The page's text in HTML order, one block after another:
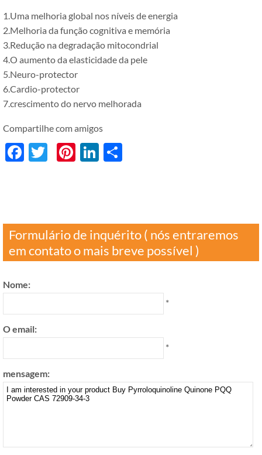
1.Uma melhoria global nos níveis de energia
2.Melhoria da função cognitiva e memória
3.Redução na degradação mitocondrial
4.O aumento da elasticidade da pele
5.Neuro-protector
6.Cardio-protector
7.crescimento do nervo melhorada
Compartilhe com amigos
Facebook
Twitter
Pinterest
LinkedIn
Formulário de inquérito ( nós entraremos
em contato o mais breve possível )
Nome:
*
O email:
*
mensagem: